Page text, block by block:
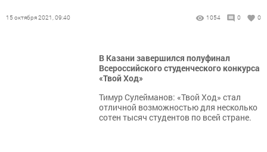
15 октября 2021, 09:40 1054 0 0
В Казани завершился полуфинал
Всероссийского студенческого конкурса
«Твой Ход»
Тимур Сулейманов: «Твой Ход» стал
отличной возможностью для несколько
сотен тысяч студентов по всей стране.